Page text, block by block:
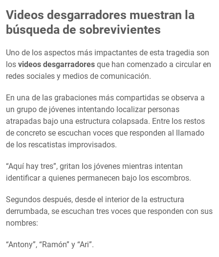
Videos desgarradores muestran la
búsqueda de sobrevivientes
Uno de los aspectos más impactantes de esta tragedia son
los videos desgarradores que han comenzado a circular en
redes sociales y medios de comunicación.
En una de las grabaciones más compartidas se observa a
un grupo de jóvenes intentando localizar personas
atrapadas bajo una estructura colapsada. Entre los restos
de concreto se escuchan voces que responden al llamado
de los rescatistas improvisados.
“Aquí hay tres”, gritan los jóvenes mientras intentan
identificar a quienes permanecen bajo los escombros.
Segundos después, desde el interior de la estructura
derrumbada, se escuchan tres voces que responden con sus
nombres:
“Antony”, “Ramón” y “Ari”.